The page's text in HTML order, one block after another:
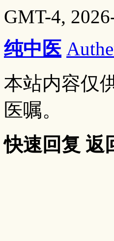
GMT-4,
纯中医
本站内容仅
医嘱。
快速回复 返